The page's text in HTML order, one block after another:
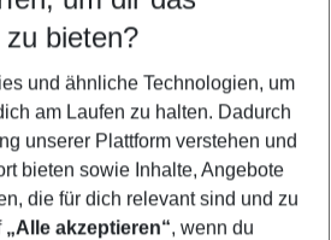
5-8 Nächte
Kinder
Filter anzeigen
bieten?
und ähnliche Technologien, um
am Laufen zu halten. Dadurch
unserer Plattform verstehen und
bieten sowie Inhalte, Angebote
die für dich relevant sind und zu
„Alle akzeptieren“, wenn du